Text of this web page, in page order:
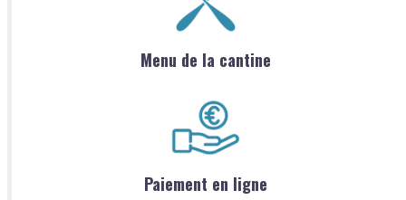
Menu de la cantine
Paiement en ligne